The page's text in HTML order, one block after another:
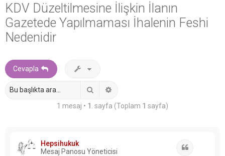
KDV Düzeltilmesine İlişkin İlanın
Gazetede Yapılmaması İhalenin Feshi
Nedenidir
Cevapla
1 mesaj • 1 . sayfa (Toplam 1 sayfa)
Hepsihukuk
Mesaj Panosu Yöneticisi